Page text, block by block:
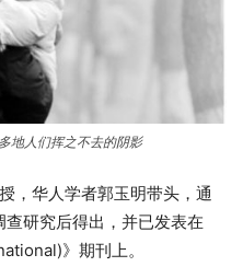
地人们挥之不去的阴影
，华人学者郭玉明带头，通
研究后得出，并已发表在
》期刊上。